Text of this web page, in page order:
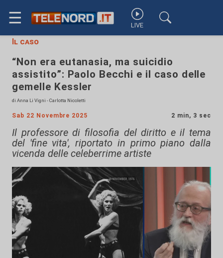
☰ LIVE
Il caso
“Non era eutanasia, ma suicidio
assistito”: Paolo Becchi e il caso delle
gemelle Kessler
di Anna Li Vigni - Carlotta Nicoletti
Sab 22 Novembre 2025 2 min, 3 sec
Il professore di filosofia del diritto e il tema
del 'fine vita', riportato in primo piano dalla
vicenda delle celeberrime artiste